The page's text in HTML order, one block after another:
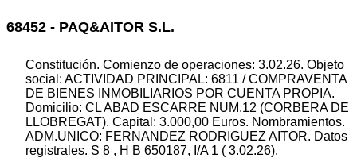
68452 - PAQ&AITOR S.L.
Constitución. Comienzo de operaciones: 3.02.26. Objeto
social: ACTIVIDAD PRINCIPAL: 6811 / COMPRAVENTA
DE BIENES INMOBILIARIOS POR CUENTA PROPIA.
Domicilio: CL ABAD ESCARRE NUM.12 (CORBERA DE
LLOBREGAT). Capital: 3.000,00 Euros. Nombramientos.
ADM.UNICO: FERNANDEZ RODRIGUEZ AITOR. Datos
registrales. S 8 , H B 650187, I/A 1 ( 3.02.26).